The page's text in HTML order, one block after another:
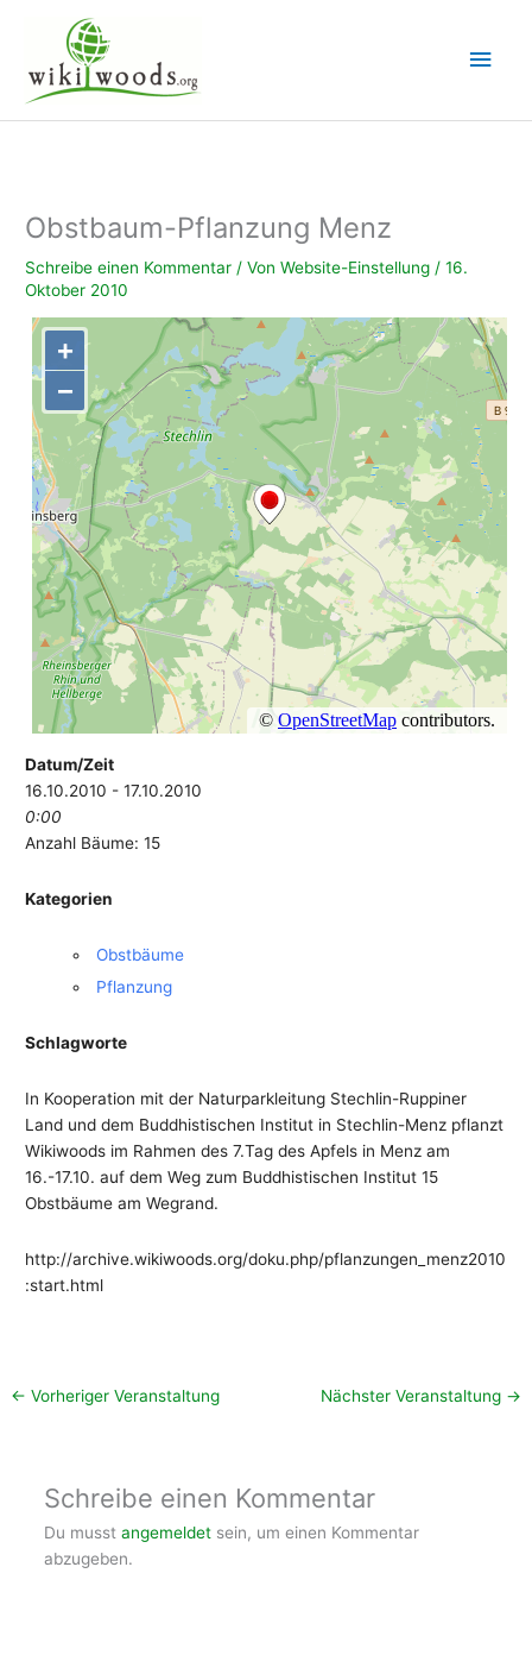
springen
Obstbaum-Pflanzung Menz
Schreibe einen Kommentar / VonWebsite-Einstellung /16.
Oktober 2010
Datum/Zeit
16.10.2010 - 17.10.2010
0:00
Anzahl Bäume: 15
Kategorien
Obstbäume
Pflanzung
Schlagworte
In Kooperation mit der Naturparkleitung Stechlin-Ruppiner
Land und dem Buddhistischen Institut in Stechlin-Menz pflanzt
Wikiwoods im Rahmen des 7.Tag des Apfels in Menz am
16.-17.10. auf dem Weg zum Buddhistischen Institut 15
Obstbäume am Wegrand.
http://archive.wikiwoods.org/doku.php/pflanzungen_menz2010
:start.html
← Vorheriger Veranstaltung Nächster Veranstaltung →
Schreibe einen Kommentar
Du musst angemeldetsein, um einen Kommentar
abzugeben.